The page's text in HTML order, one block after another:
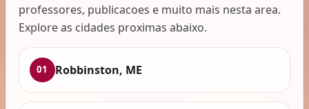
professores, publicacoes e muito mais nesta area.
Explore as cidades proximas abaixo.
01 Robbinston, ME